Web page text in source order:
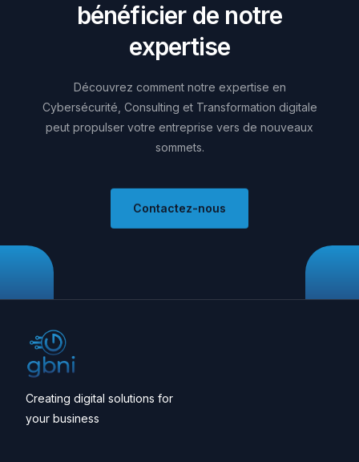
bénéficier de notre
expertise
Découvrez comment notre expertise en
Cybersécurité, Consulting et Transformation digitale
peut propulser votre entreprise vers de nouveaux
sommets.
Contactez-nous
Creating digital solutions for
your business